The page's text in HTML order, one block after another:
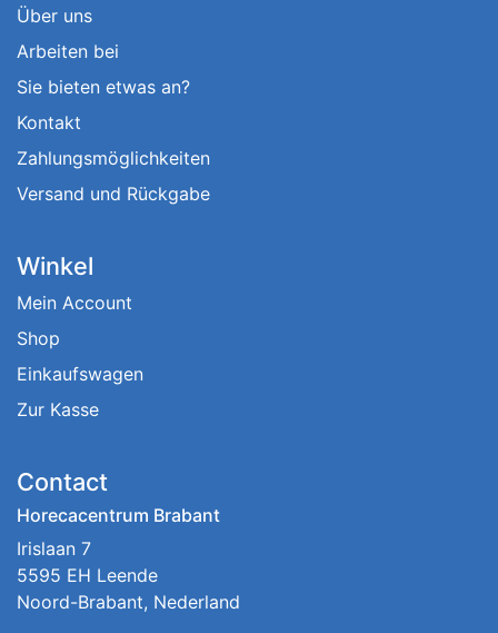
Über uns
Arbeiten bei
Sie bieten etwas an?
Kontakt
Zahlungsmöglichkeiten
Versand und Rückgabe
Winkel
Mein Account
Shop
Einkaufswagen
Zur Kasse
Contact
Horecacentrum Brabant
Irislaan 7
5595 EH Leende
Noord-Brabant, Nederland